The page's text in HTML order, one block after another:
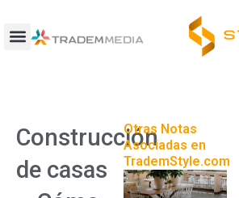
contenido
Construcción
de casas
Otras Notas
Asociadas en
TrademStyle.com